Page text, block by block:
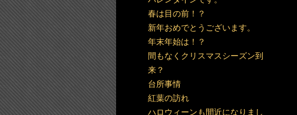
春は目の前！？
新年おめでとうございます。
年末年始は！？
間もなくクリスマスシーズン到
来？
台所事情
紅葉の訪れ
ハロウィーンも間近になりまし